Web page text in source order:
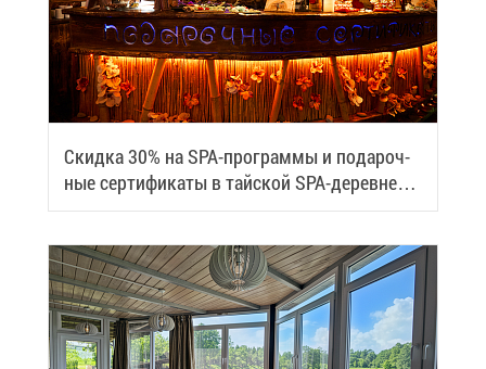
Скид­ка 30% на SPA-про­грам­мы и по­да­роч­
ные сер­ти­фи­ка­ты в тай­ской SPA-де­ревне
Samui